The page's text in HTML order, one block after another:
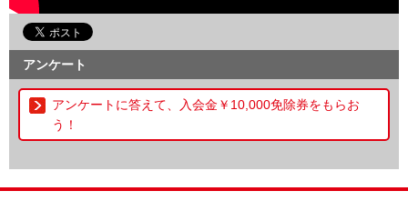
アンケート
アンケートに答えて、入会金￥10,000免除券をもらお
う！